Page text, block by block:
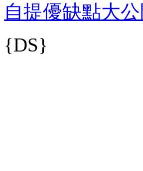
自提優缺點大公
{DS}